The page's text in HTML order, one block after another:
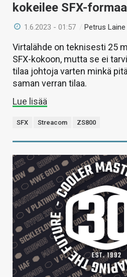
kokeilee SFX-
1.6.2023 - 01:57 /Petrus Laine
Virtalähde on teknisesti 25
SFX-kokoon, mutta se ei
tilaa johtoja varten minkä
saman verran tilaa.
Lue lisää
SFX Streacom ZS800